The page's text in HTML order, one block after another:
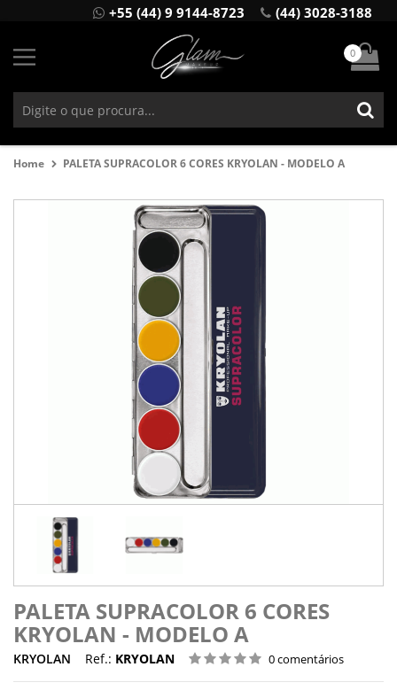
+55 (44) 9 9144-8723 (44) 3028-3188
0
Home PALETA SUPRACOLOR 6 CORES KRYOLAN - MODELO A
PALETA SUPRACOLOR 6 CORES
KRYOLAN - MODELO A
KRYOLAN Ref.: KRYOLAN 0 comentários